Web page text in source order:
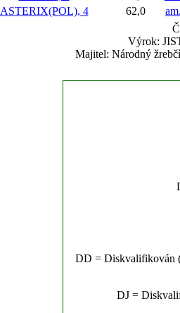
ASTERIX(POL), 4 62,0
Výrok:
Majitel: Národný
DD = Diskvalifikován
DJ =